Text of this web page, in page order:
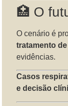
🏥 O
O cenário é
tratamento
evidências.
Casos
e decisão